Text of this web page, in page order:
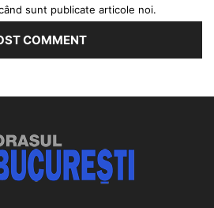
sunt publicate articole noi.